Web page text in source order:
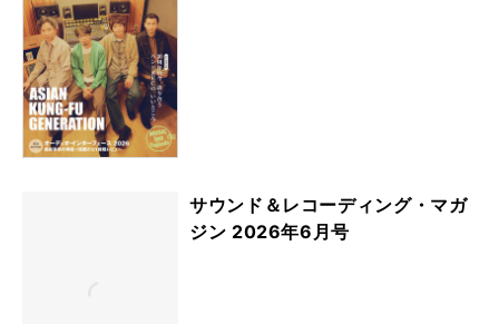
サウンド＆レコーディング・マガ
ジン 2026年6月号